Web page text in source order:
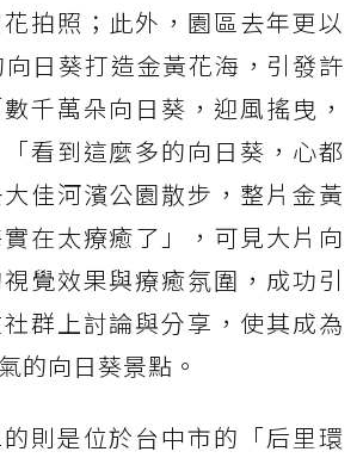
拍照；此外，園區去年更以
日葵打造金黃花海，引發許
千萬朵向日葵，迎風搖曳，
看到這麼多的向日葵，心都
佳河濱公園散步，整片金黃
在太療癒了」，可見大片向
覺效果與療癒氛圍，成功引
群上討論與分享，使其成為
的向日葵景點。
則是位於台中市的「后里環